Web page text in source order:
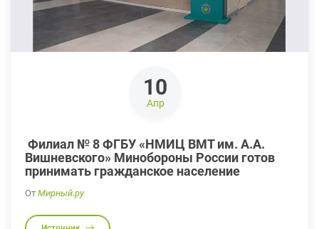
10
Апр
Филиал № 8 ФГБУ «НМИЦ ВМТ им. А.А.
Вишневского» Минобороны России готов
принимать гражданское население
От Мирный.ру